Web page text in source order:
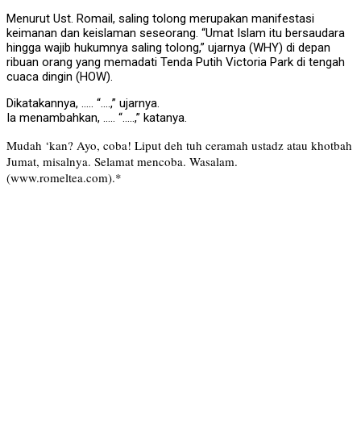
Menurut Ust. Romail, saling tolong merupakan manifestasi
keimanan dan keislaman seseorang. “Umat Islam itu bersaudara
hingga wajib hukumnya saling tolong,” ujarnya (WHY) di depan
ribuan orang yang memadati Tenda Putih Victoria Park di tengah
cuaca dingin (HOW).
Dikatakannya, ….. “….,” ujarnya.
Ia menambahkan, ….. “…..,” katanya.
Mudah ‘kan? Ayo, coba! Liput deh tuh ceramah ustadz atau khotbah
Jumat, misalnya. Selamat mencoba. Wasalam.
(www.romeltea.com).*